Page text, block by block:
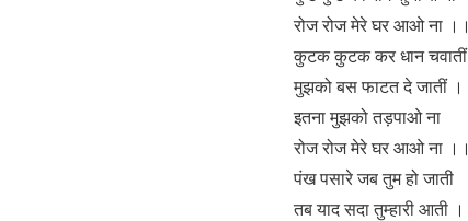
रोज रोज मेरे घर आओ ना ।।
कुटक कुटक कर धान चवातीं
मुझको बस फाटत दे जातीं ।
इतना मुझको तड़पाओ ना
रोज रोज मेरे घर आओ ना ।।
पंख पसारे जब तुम हो जाती
तब याद सदा तुम्हारी आती ।